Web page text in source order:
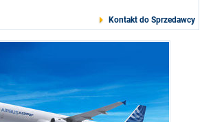
Kontakt do Sprzedawcy